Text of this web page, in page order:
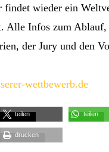
findet wieder ein
Alle Infos zum Ablauf,
der Jury und den
wettbewerb.de
teilen teilen
drucken